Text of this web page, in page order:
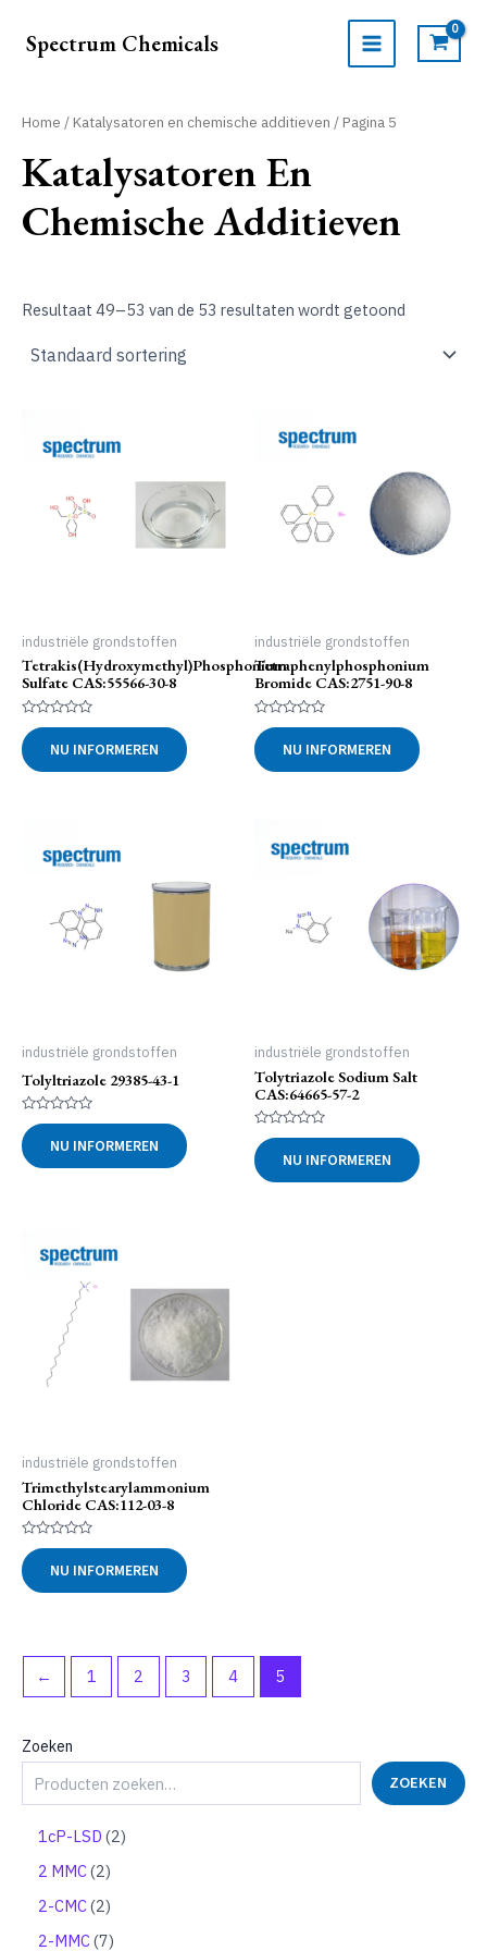
naarSpectrum Chemicals
MAIN
Zoeken
ZOEKEN
1cP-LSD 22
2 MMC 22
r
o
2-CMC 22
2-MMC 77
Home /Katalysatoren en chemische additieven / Pagina 5
Katalysatoren En
Chemische Additieven
Resultaat 49–53 van de 53 resultaten wordt getoond
industriële grondstoffen
Tetrakis(hydroxymethyl)phosphonium
Sulfate CAS:55566-30-8
Gewaardeerd
0
uit
5
NU INFORMEREN
industriële grondstoffen
Tetraphenylphosphonium
Bromide CAS:2751-90-8
Gewaardeerd
0
uit
5
NU INFORMEREN
industriële grondstoffen
Tolyltriazole 29385-43-1
Gewaardeerd
0
uit
5
NU INFORMEREN
industriële grondstoffen
Tolytriazole Sodium Salt
CAS:64665-57-2
Gewaardeerd
0
uit
5
NU INFORMEREN
industriële grondstoffen
Trimethylstearylammonium
Chloride CAS:112-03-8
Gewaardeerd
0
uit
5
NU INFORMEREN
← 1 2 3 4 5